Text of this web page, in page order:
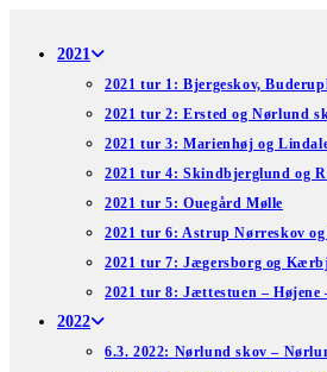
2021
2021 tur 1: Bjergeskov,
2021 tur 2: Ersted og Nørlund
2021 tur 3: Marienhøj og
2021 tur 4: Skindbjerglund og
2021 tur 5: Ouegård Mølle
2021 tur 6: Astrup Nørreskov
2021 tur 7: Jægersborg og
2021 tur 8: Jættestuen – Højene
2022
6.3. 2022: Nørlund skov –